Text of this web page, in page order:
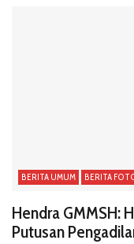
BERITA UMUM BERITA
Hendra GMMSH:
Putusan